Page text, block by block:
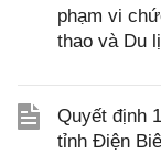
phạm vi
thao và Du
Quyết định
tỉnh Điện